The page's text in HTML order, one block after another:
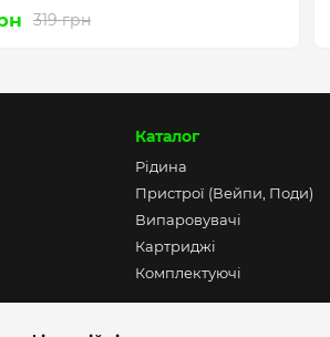
319 грн
Каталог
Рідина
Пристрої (Вейпи, Поди)
Випаровувачі
Картриджі
Комплектуючі